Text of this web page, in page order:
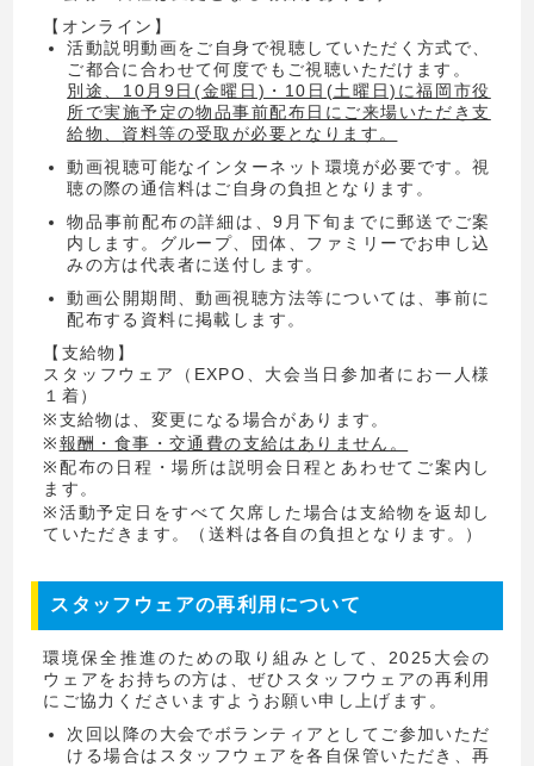
【オンライン】
活動説明動画をご自身で視聴していただく方式で、
ご都合に合わせて何度でもご視聴いただけます。
別途、10月9日(金曜日)・10日(土曜日)に福岡市役
所で実施予定の物品事前配布日にご来場いただき支
給物、資料等の受取が必要となります。
動画視聴可能なインターネット環境が必要です。視
聴の際の通信料はご自身の負担となります。
物品事前配布の詳細は、9月下旬までに郵送でご案
内します。グループ、団体、ファミリーでお申し込
みの方は代表者に送付します。
動画公開期間、動画視聴方法等については、事前に
配布する資料に掲載します。
【支給物】
スタッフウェア（EXPO、大会当日参加者にお一人様
１着）
※支給物は、変更になる場合があります。
※報酬・食事・交通費の支給はありません。
※配布の日程・場所は説明会日程とあわせてご案内し
ます。
※活動予定日をすべて欠席した場合は支給物を返却し
ていただきます。（送料は各自の負担となります。）
スタッフウェアの再利用について
環境保全推進のための取り組みとして、2025大会の
ウェアをお持ちの方は、ぜひスタッフウェアの再利用
にご協力くださいますようお願い申し上げます。
次回以降の大会でボランティアとしてご参加いただ
ける場合はスタッフウェアを各自保管いただき、再